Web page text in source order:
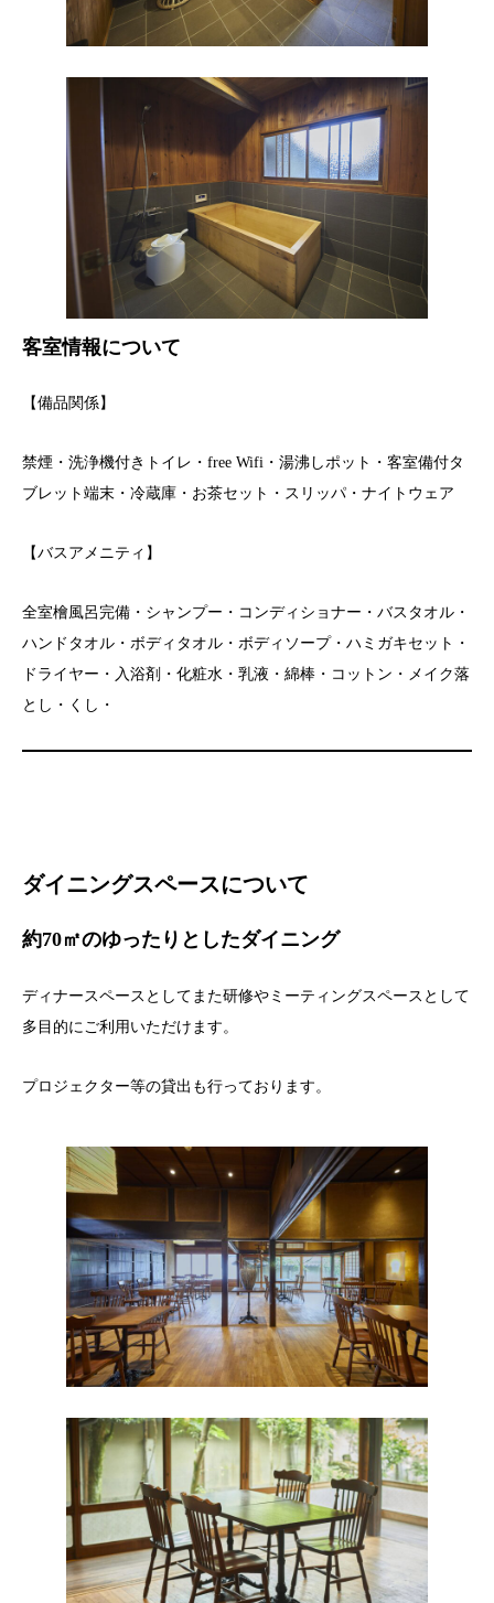
客室情報について
【備品関係】
禁煙・洗浄機付きトイレ・free Wifi・湯沸しポット・客室備付タ
ブレット端末・冷蔵庫・お茶セット・スリッパ・ナイトウェア
【バスアメニティ】
全室檜風呂完備・シャンプー・コンディショナー・バスタオル・
ハンドタオル・ボディタオル・ボディソープ・ハミガキセット・
ドライヤー・入浴剤・化粧水・乳液・綿棒・コットン・メイク落
とし・くし・
ダイニングスペースについて
約70㎡のゆったりとしたダイニング
ディナースペースとしてまた研修やミーティングスペースとして
多目的にご利用いただけます。
プロジェクター等の貸出も行っております。